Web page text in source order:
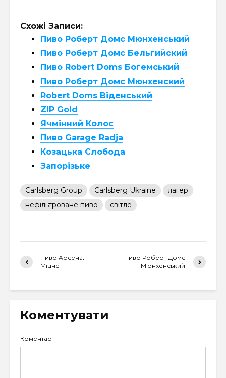
Схожі Записи:
Пиво Роберт Домс Мюнхенський
Пиво Роберт Домс Бельгийский
Пиво Robert Doms Богемський
Пиво Роберт Домс Мюнхенский
Robert Doms Віденський
ZIP Gold
Ячмінний Колос
Пиво Garage Radja
Козацька Слобода
Запорізьке
Carlsberg Group Carlsberg Ukraine
лагер
нефільтроване пиво
світле
Пиво Арсенал
Міцне
Пиво Роберт Домс
Мюнхенський
Коментувати
Коментар